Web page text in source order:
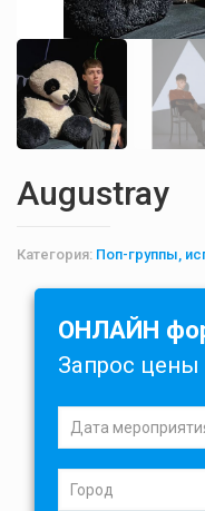
Augustray
Категория: Поп-группы,
ОНЛАЙН
Запрос цены